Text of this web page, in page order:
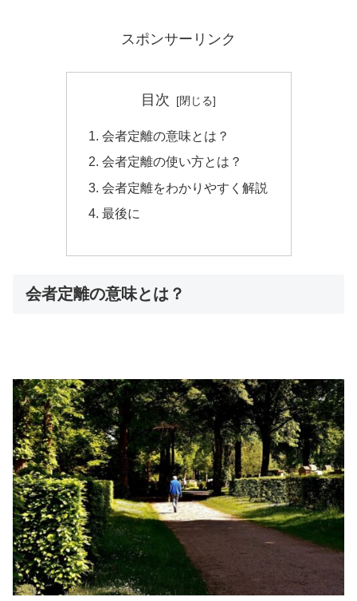
スポンサーリンク
目次
会者定離の意味とは？
会者定離の使い方とは？
会者定離をわかりやすく解説
最後に
会者定離の意味とは？